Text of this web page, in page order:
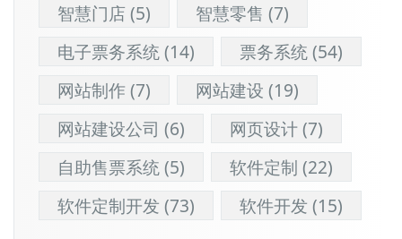
智慧门店(5) 智慧零售 (7)
电子票务系统(14) 票务系统(54)
网站制作(7) 网站建设 (19)
网站建设公司 (6) 网页设计(7)
自助售票系统(5) 软件定制 (22)
软件定制开发 (73) 软件开发 (15)